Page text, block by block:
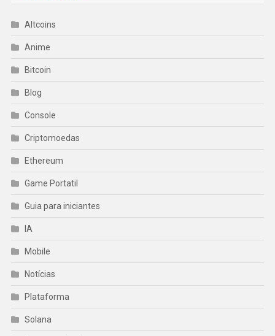
Altcoins
Anime
Bitcoin
Blog
Console
Criptomoedas
Ethereum
Game Portatil
Guia para iniciantes
IA
Mobile
Notícias
Plataforma
Solana